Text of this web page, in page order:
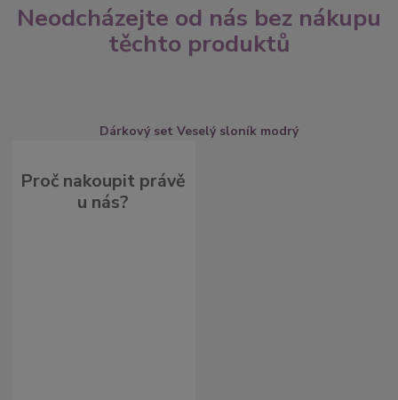
Neodcházejte od nás bez nákupu
těchto produktů
Dárkový set Veselý sloník modrý
Proč nakoupit právě
u nás?